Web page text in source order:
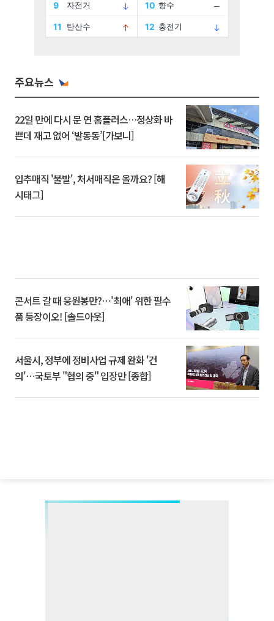
주요뉴스
22일 만에 다시 문 연 홈플러스…정상화 바
쁜데 재고 없어 ‘발동동’[가보니]
입추매직 '불발', 처서매직은 올까요? [해
시태그]
콘서트 갈 때 응원봉만?⋯'최애' 위한 필수
품 등장이오! [솔드아웃]
서울시, 정부에 정비사업 규제 완화 '건
의'⋯국토부 "협의 중" 입장만 [종합]